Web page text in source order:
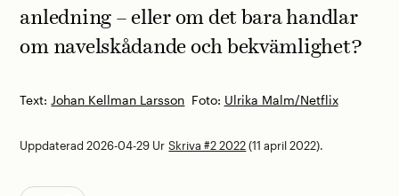
Text: Johan Kellman Larsson Foto: Ulrika Malm/Netflix
anledning – eller om det bara handlar
om ­navelskådande och bekvämlighet?
Uppdaterad 2026-04-29 UrSkriva #2 2022(11 april 2022).